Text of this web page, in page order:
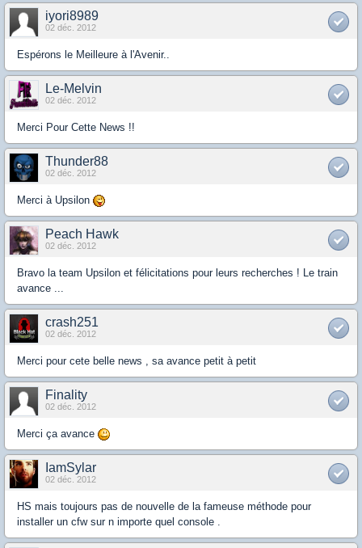
iyori8989
02 déc. 2012
Espérons le Meilleure à l'Avenir..
Le-Melvin
02 déc. 2012
Merci Pour Cette News !!
Thunder88
02 déc. 2012
Merci à Upsilon
Peach Hawk
02 déc. 2012
Bravo la team Upsilon et félicitations pour leurs recherches ! Le train
avance ...
crash251
02 déc. 2012
Merci pour cete belle news , sa avance petit à petit
Finality
02 déc. 2012
Merci ça avance
IamSylar
02 déc. 2012
HS mais toujours pas de nouvelle de la fameuse méthode pour
installer un cfw sur n importe quel console .